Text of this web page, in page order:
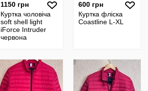
1150 грн
Куртка чоловіча
soft shell light
iForce Intruder
червона
600 грн
Куртка фліска
Coastline L-XL